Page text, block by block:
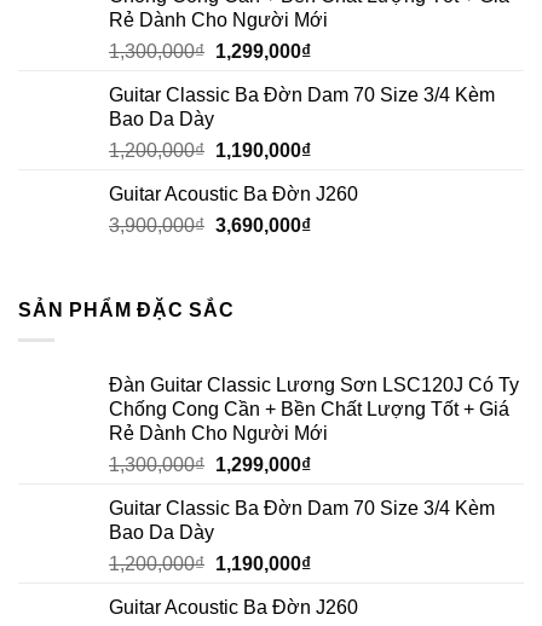
Rẻ Dành Cho Người Mới
1,300,000₫ 1,299,000₫
Guitar Classic Ba Đờn Dam 70 Size 3/4 Kèm
Bao Da Dày
1,200,000₫ 1,190,000₫
Guitar Acoustic Ba Đờn J260
3,900,000₫ 3,690,000₫
SẢN PHẨM ĐẶC SẮC
Đàn Guitar Classic Lương Sơn LSC120J Có Ty
Chống Cong Cần + Bền Chất Lượng Tốt + Giá
Rẻ Dành Cho Người Mới
1,300,000₫ 1,299,000₫
Guitar Classic Ba Đờn Dam 70 Size 3/4 Kèm
Bao Da Dày
1,200,000₫ 1,190,000₫
Guitar Acoustic Ba Đờn J260